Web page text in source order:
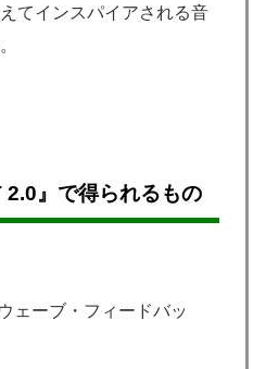
てインスパイアされる音
』で得られるもの
ェーブ・フィードバッ